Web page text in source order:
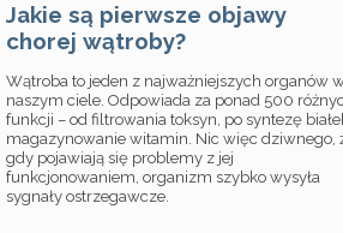
Jakie są pierwsze objawy
chorej wątroby?
Wątroba to jeden z najważniejszych organów
naszym ciele. Odpowiada za ponad 500
funkcji – od filtrowania toksyn, po syntezę
magazynowanie witamin. Nic więc dziwnego,
gdy pojawiają się problemy z jej
funkcjonowaniem, organizm szybko wysyła
sygnały ostrzegawcze.